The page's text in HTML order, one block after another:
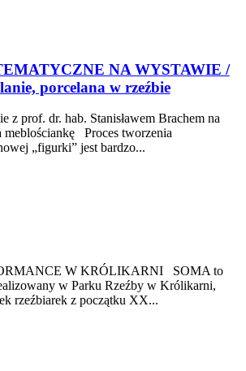
NA WYSTAWIE /
porcelana w rzeźbie
z prof. dr. hab. Stanisławem Brachem na
meblościankę Proces tworzenia
„figurki” jest bardzo...
W KRÓLIKARNI SOMA to
w Parku Rzeźby w Królikarni,
rzeźbiarek z początku XX...